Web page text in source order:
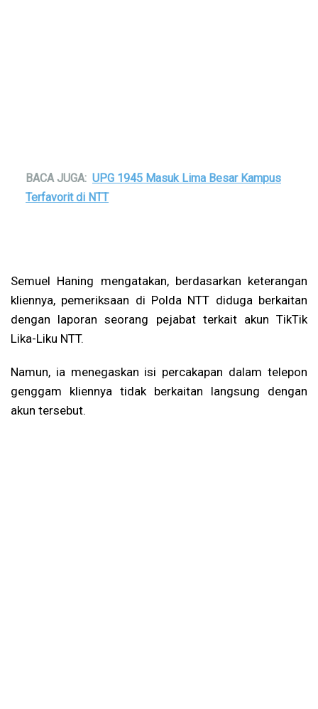
BACA JUGA: UPG 1945 Masuk Lima Besar Kampus
Terfavorit di NTT
Semuel Haning mengatakan, berdasarkan keterangan
kliennya, pemeriksaan di Polda NTT diduga berkaitan
dengan laporan seorang pejabat terkait akun TikTik
Lika-Liku NTT.
Namun, ia menegaskan isi percakapan dalam telepon
genggam kliennya tidak berkaitan langsung dengan
akun tersebut.